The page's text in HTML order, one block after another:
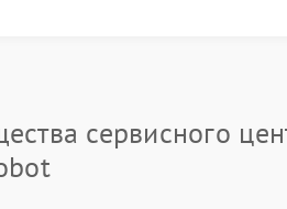
сервисного